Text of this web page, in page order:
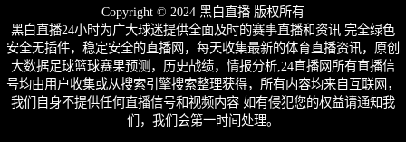
Copyright © 2024 黑白直播 版权所有
黑白直播24小时为广大球迷提供全面及时的赛事直播和资讯 完全绿色
安全无插件，稳定安全的直播网，每天收集最新的体育直播资讯，原创
大数据足球篮球赛果预测，历史战绩，情报分析,24直播网所有直播信
号均由用户收集或从搜索引擎搜索整理获得，所有内容均来自互联网，
我们自身不提供任何直播信号和视频内容 如有侵犯您的权益请通知我
们，我们会第一时间处理。